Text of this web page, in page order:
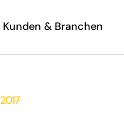
Kunden & Branchen
2017